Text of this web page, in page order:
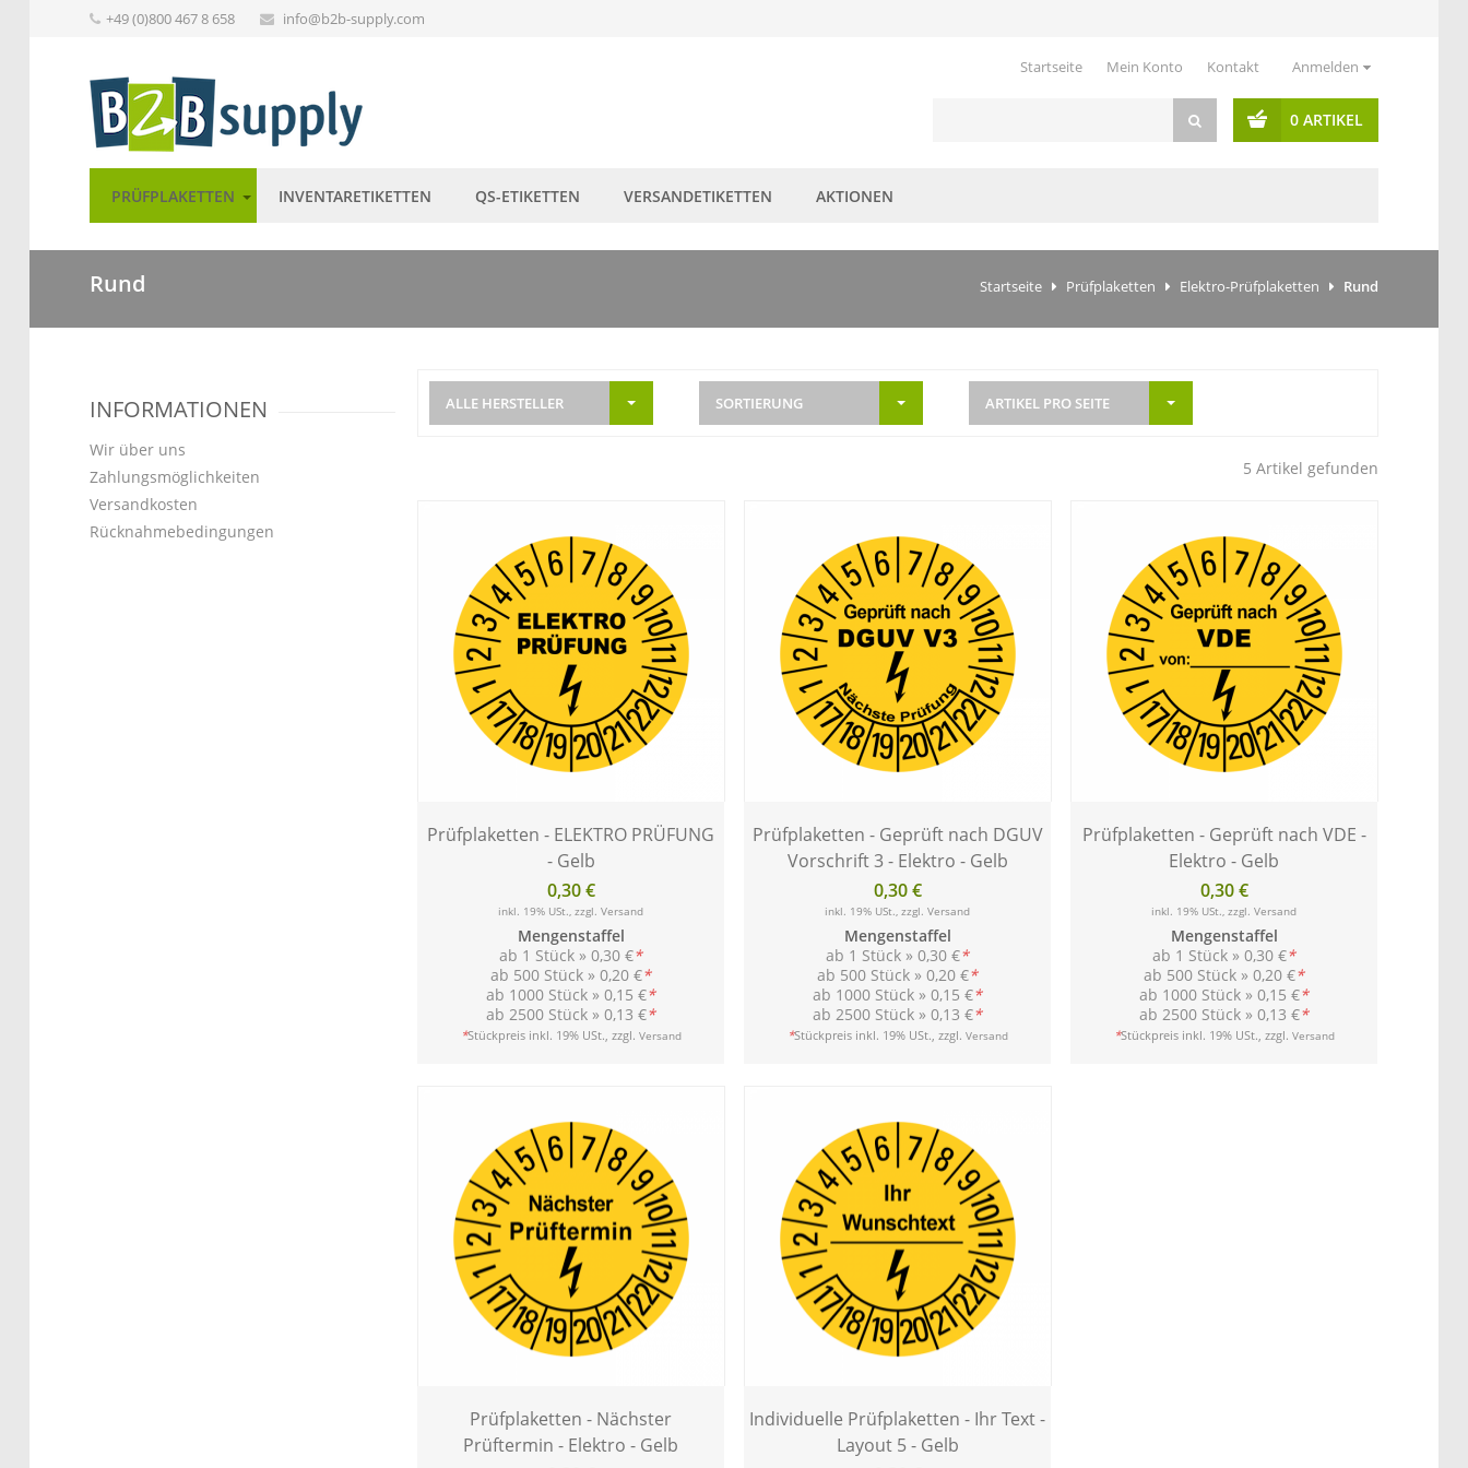
+49 (0)800 467 8 658 info@b2b-supply.com
Startseite Mein Konto Kontakt Anmelden
0 ARTIKEL
PRÜFPLAKETTEN INVENTARETIKETTEN QS-ETIKETTEN VERSANDETIKETTEN AKTIONEN
Rund Startseite Prüfplaketten Elektro-Prüfplaketten Rund
INFORMATIONEN
Wir über uns
Zahlungsmöglichkeiten
Versandkosten
Rücknahmebedingungen
ALLE HERSTELLER SORTIERUNG ARTIKEL PRO SEITE
5 Artikel gefunden
Prüfplaketten - ELEKTRO PRÜFUNG
- Gelb
0,30 €
inkl. 19% USt., zzgl. Versand
Mengenstaffel
ab 1 Stück » 0,30 €*
ab 500 Stück » 0,20 €*
ab 1000 Stück » 0,15 €*
ab 2500 Stück » 0,13 €*
*Stückpreis inkl. 19% USt., zzgl. Versand
Prüfplaketten - Geprüft nach DGUV
Vorschrift 3 - Elektro - Gelb
0,30 €
inkl. 19% USt., zzgl.Versand
Mengenstaffel
ab 1 Stück »0,30 €*
ab 500 Stück »0,20 €*
ab 1000 Stück »0,15 €*
ab 2500 Stück »0,13 €*
*Stückpreis inkl. 19% USt., zzgl. Versand
Prüfplaketten - Geprüft nach VDE -
Elektro - Gelb
0,30 €
inkl. 19% USt., zzgl.Versand
Mengenstaffel
ab 1 Stück »0,30 €*
ab 500 Stück »0,20 €*
ab 1000 Stück »0,15 €*
ab 2500 Stück »0,13 €*
*Stückpreis inkl. 19% USt., zzgl. Versand
Prüfplaketten - Nächster
Prüftermin - Elektro - Gelb
Individuelle Prüfplaketten - Ihr Text -
Layout 5 - Gelb